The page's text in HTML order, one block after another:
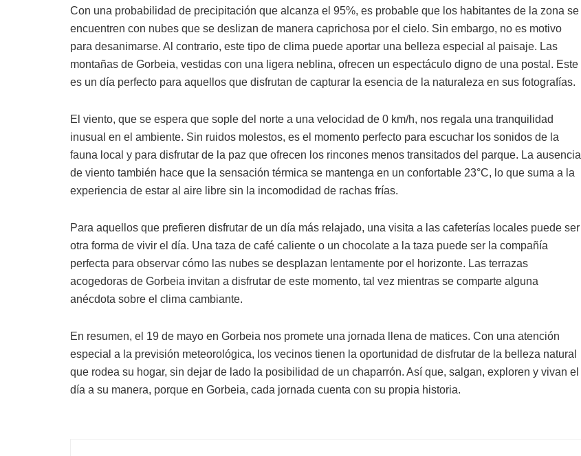
Con una probabilidad de precipitación que alcanza el 95%, es probable que los habitantes de la zona se
encuentren con nubes que se deslizan de manera caprichosa por el cielo. Sin embargo, no es motivo
para desanimarse. Al contrario, este tipo de clima puede aportar una belleza especial al paisaje. Las
montañas de Gorbeia, vestidas con una ligera neblina, ofrecen un espectáculo digno de una postal. Este
es un día perfecto para aquellos que disfrutan de capturar la esencia de la naturaleza en sus fotografías.
El viento, que se espera que sople del norte a una velocidad de 0 km/h, nos regala una tranquilidad
inusual en el ambiente. Sin ruidos molestos, es el momento perfecto para escuchar los sonidos de la
fauna local y para disfrutar de la paz que ofrecen los rincones menos transitados del parque. La ausencia
de viento también hace que la sensación térmica se mantenga en un confortable 23°C, lo que suma a la
experiencia de estar al aire libre sin la incomodidad de rachas frías.
Para aquellos que prefieren disfrutar de un día más relajado, una visita a las cafeterías locales puede ser
otra forma de vivir el día. Una taza de café caliente o un chocolate a la taza puede ser la compañía
perfecta para observar cómo las nubes se desplazan lentamente por el horizonte. Las terrazas
acogedoras de Gorbeia invitan a disfrutar de este momento, tal vez mientras se comparte alguna
anécdota sobre el clima cambiante.
En resumen, el 19 de mayo en Gorbeia nos promete una jornada llena de matices. Con una atención
especial a la previsión meteorológica, los vecinos tienen la oportunidad de disfrutar de la belleza natural
que rodea su hogar, sin dejar de lado la posibilidad de un chaparrón. Así que, salgan, exploren y vivan el
día a su manera, porque en Gorbeia, cada jornada cuenta con su propia historia.